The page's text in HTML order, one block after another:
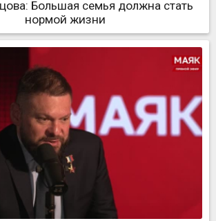
Большая семья должна стать
нормой жизни